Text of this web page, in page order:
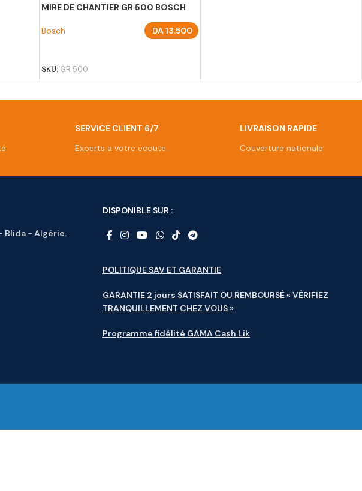
MIRE DE CHANTIER GR 500 BOSCH
Bosch DA13.500
SKU: GR 500
SERVICE CLIENT 6/7
Experts a votre écoute
LIVRAISON RAPIDE
Couverture nationale
Blida - Algérie.
DISPONIBLE SUR :
POLITIQUE SAV ET GARANTIE
GARANTIE 2 jours SATISFAIT OU REMBOURSÉ « VÉRIFIEZ
TRANQUILLEMENT CHEZ VOUS »
Programme fidélité GAMA Cash Lik